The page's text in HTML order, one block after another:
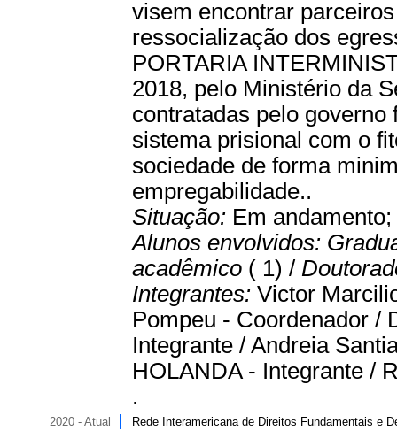
visem encontrar
ressocialização dos
PORTARIA
2018, pelo Ministério da
contratadas pelo
sistema prisional com o
sociedade de forma
empregabilidade..
Situação: Em andamento;
Alunos envolvidos:
acadêmico ( 1) /
Integrantes: Victor
Pompeu - Coordenador /
Integrante / Andreia
HOLANDA - Integrante /
.
2020 - Atual Rede Interamericana de Direitos Fundamentais e